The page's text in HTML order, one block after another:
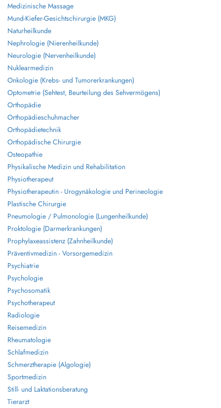
Medizinische Massage
Mund-Kiefer-Gesichtschirurgie (MKG)
Naturheilkunde
Nephrologie (Nierenheilkunde)
Neurologie (Nervenheilkunde)
Nuklearmedizin
Onkologie (Krebs- und Tumorerkrankungen)
Optometrie (Sehtest, Beurteilung des Sehvermögens)
Orthopädie
Orthopädieschuhmacher
Orthopädietechnik
Orthopädische Chirurgie
Osteopathie
Physikalische Medizin und Rehabilitation
Physiotherapeut
Physiotherapeutin - Urogynäkologie und Perineologie
Plastische Chirurgie
Pneumologie / Pulmonologie (Lungenheilkunde)
Proktologie (Darmerkrankungen)
Prophylaxeassistenz (Zahnheilkunde)
Präventivmedizin - Vorsorgemedizin
Psychiatrie
Psychologie
Psychosomatik
Psychotherapeut
Radiologie
Reisemedizin
Rheumatologie
Schlafmedizin
Schmerztherapie (Algologie)
Sportmedizin
Still- und Laktationsberatung
Tierarzt